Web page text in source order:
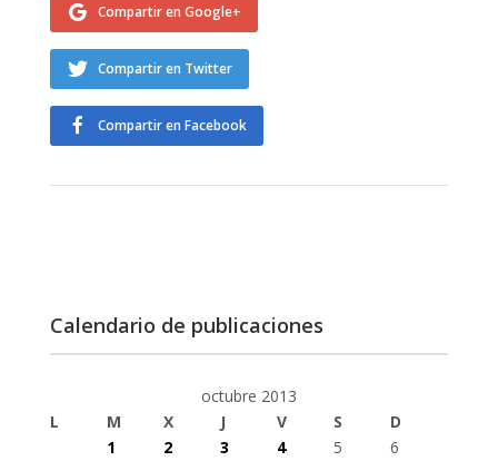
Compartir en Google+
Compartir en Twitter
Compartir en Facebook
Calendario de publicaciones
octubre 2013
L
M X J V S
D
1
2 3 4 5
6